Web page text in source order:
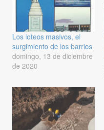
Los loteos masivos, el
surgimiento de los barrios
domingo, 13 de diciembre
de 2020